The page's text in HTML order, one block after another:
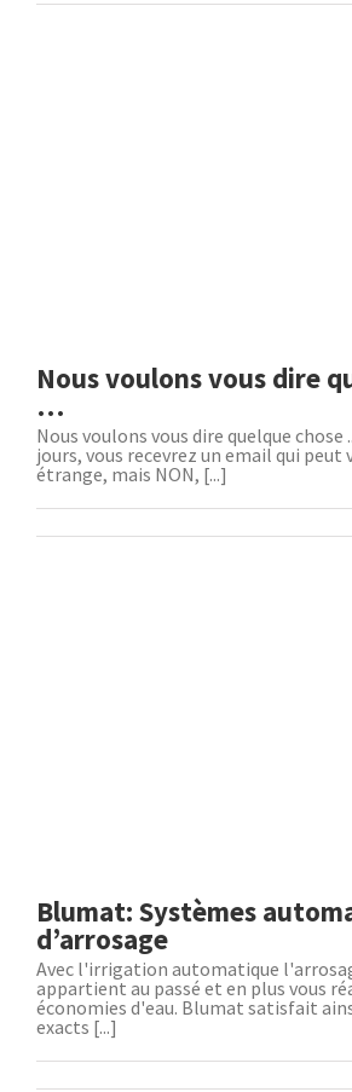
Nous voulons vous dire
…
Nous voulons vous dire quelque chose
jours, vous recevrez un email qui peut
étrange, mais NON, [...]
Blumat: Systèmes
d’arrosage
Avec l'irrigation automatique
appartient au passé et en plus vous
économies d'eau. Blumat satisfait
exacts [...]